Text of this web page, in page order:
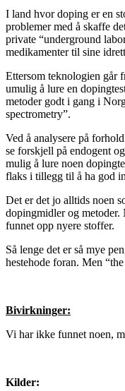
I land hvor doping er en
problemer med å skaffe
private “underground
medikamenter til sine
Ettersom teknologien går
umulig å lure en
metoder godt i gang i
spectrometry”.
Ved å analysere på
se forskjell på endogent
mulig å lure noen
flaks i tillegg til å ha god
Det er det jo alltids noen
dopingmidler og
funnet opp nyere stoffer.
Så lenge det er så mye
hestehode foran. Men
Bivirkninger:
Vi har ikke funnet noen,
Kilder: